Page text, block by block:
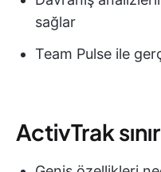
sağlar
Team Pulse ile
ActivTrak